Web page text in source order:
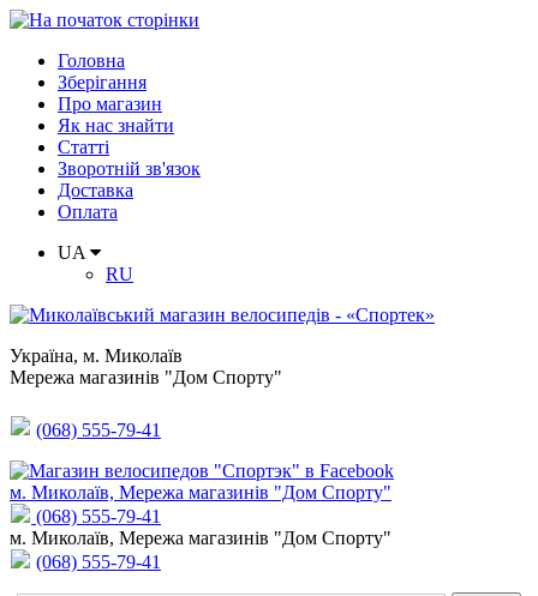
Головна
Зберігання
Про магазин
Як нас знайти
Статті
Зворотній зв'язок
Доставка
Оплата
UA
RU
Україна, м. Миколаїв
Мережа магазинів "Дом Спорту"
(068) 555-79-41
м. Миколаїв, Мережа магазинів "Дом Спорту"
(068) 555-79-41
м. Миколаїв, Мережа магазинів "Дом Спорту"
(068) 555-79-41